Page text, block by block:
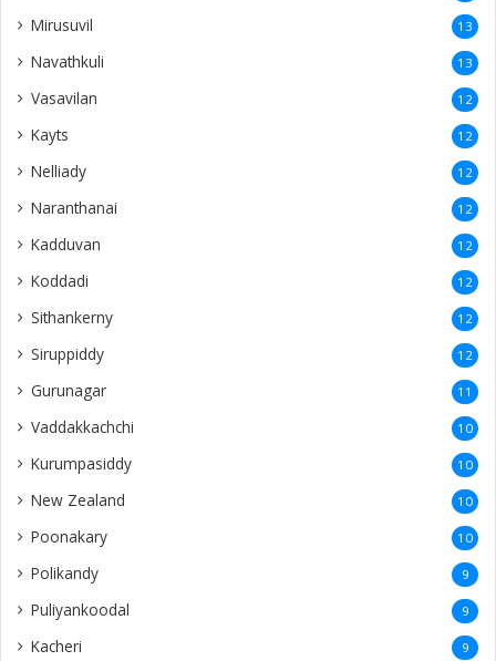
Mirusuvil 13
Navathkuli 13
Vasavilan 12
Kayts 12
Nelliady 12
Naranthanai 12
Kadduvan 12
Koddadi 12
Sithankerny 12
Siruppiddy 12
Gurunagar 11
Vaddakkachchi 10
Kurumpasiddy 10
New Zealand 10
Poonakary 10
Polikandy 9
Puliyankoodal 9
Kacheri 9